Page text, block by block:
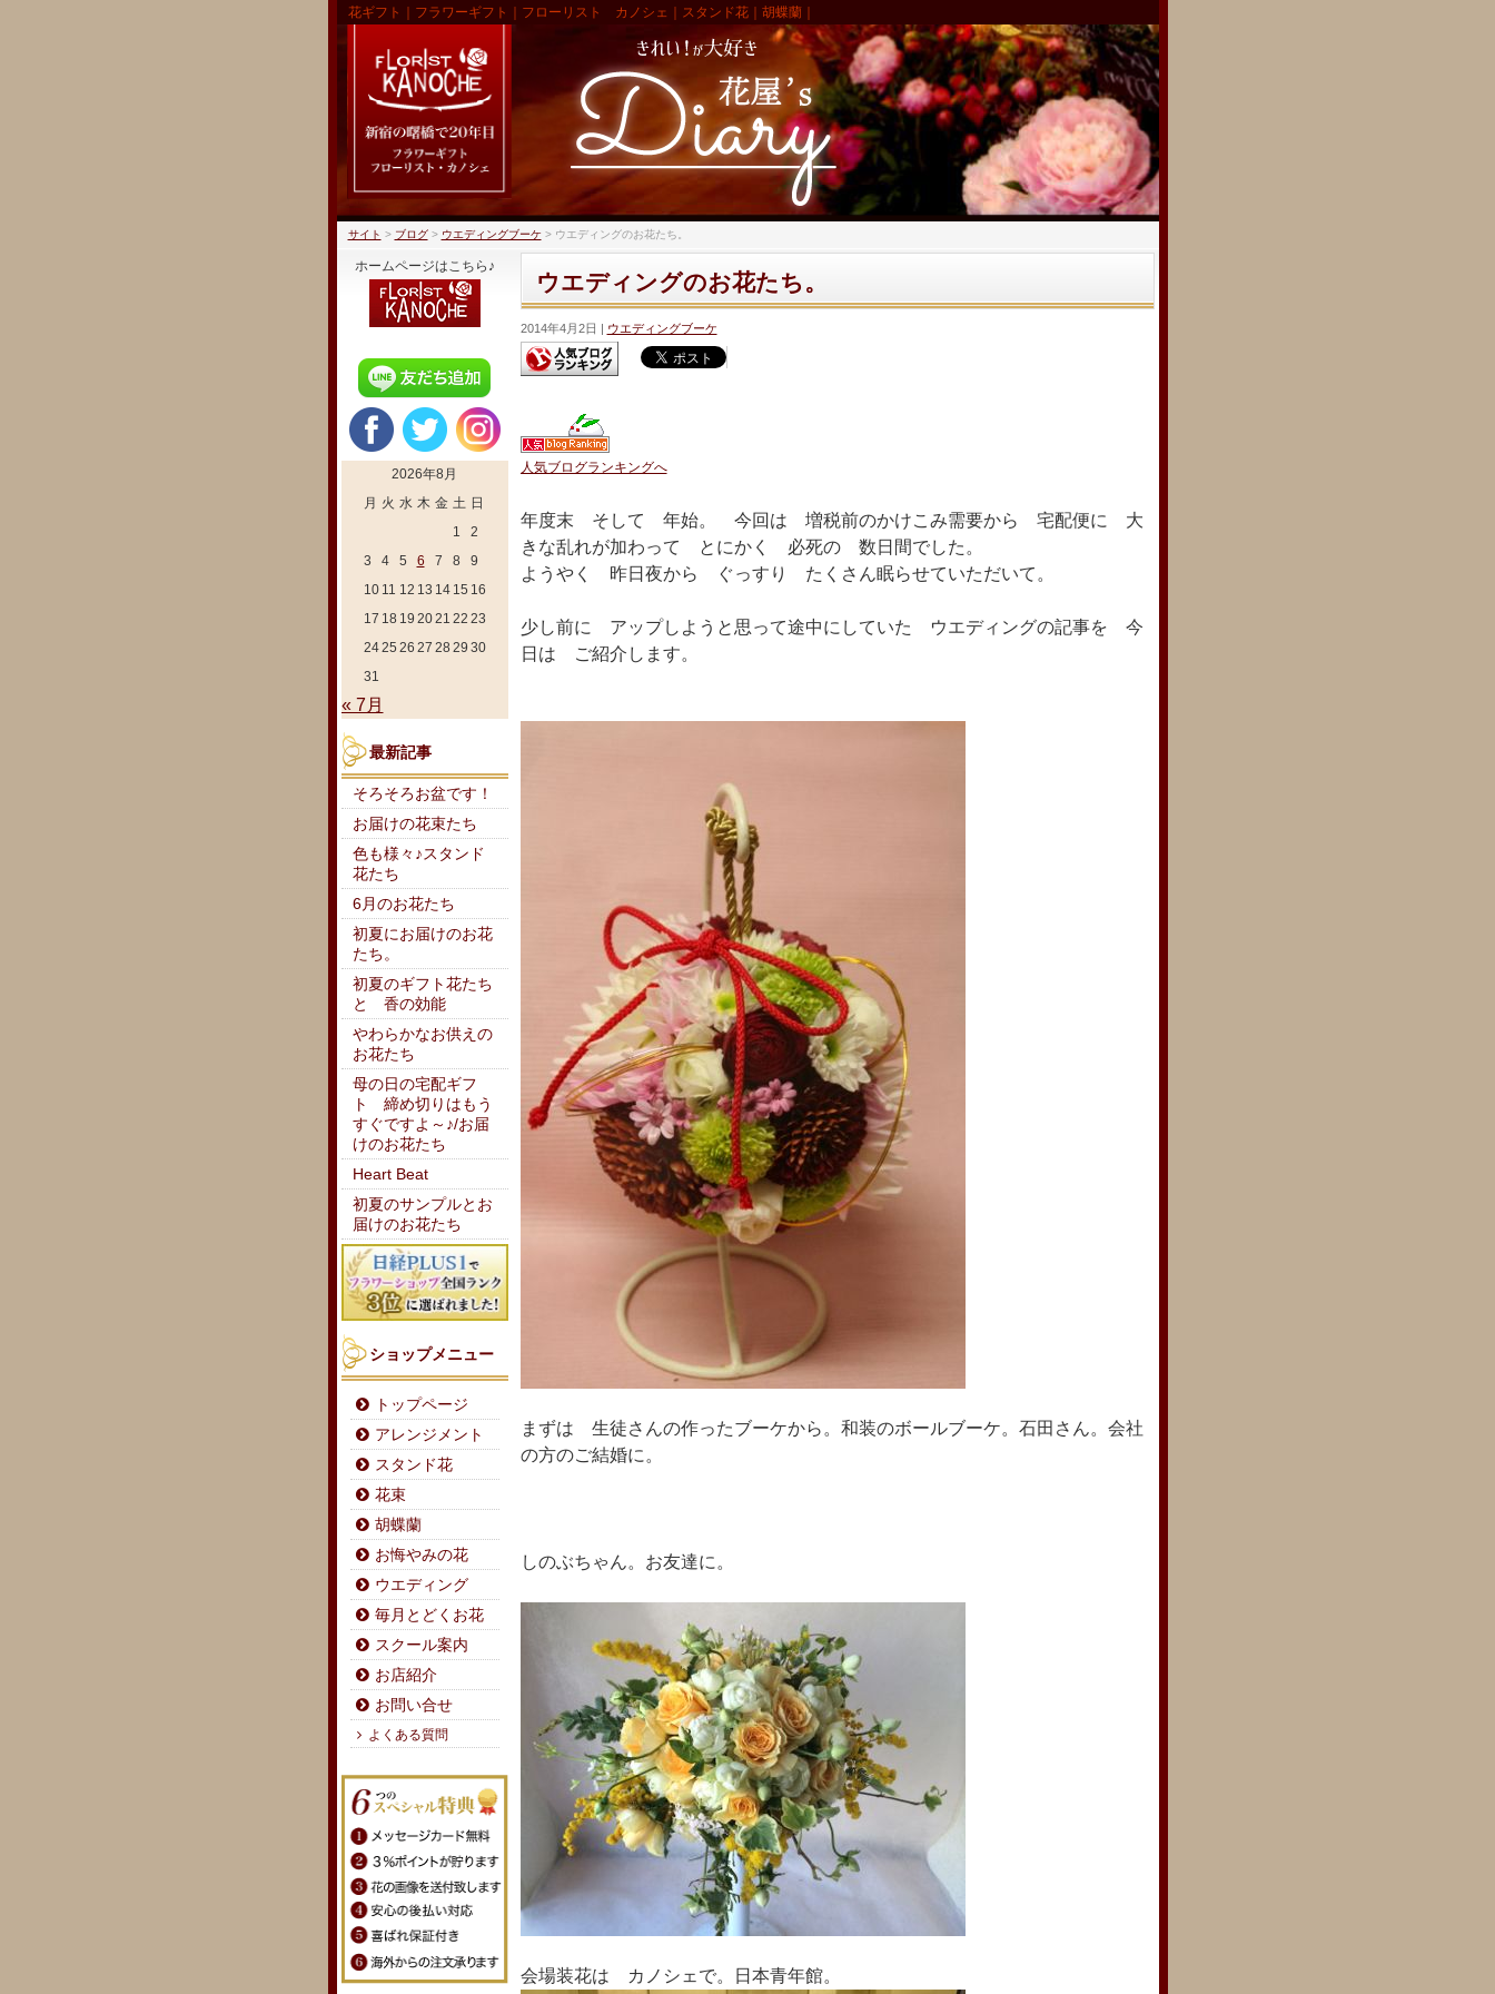
花ギフト｜フラワーギフト｜フローリスト カノシェ｜スタンド花｜胡蝶蘭｜
サイト > ブログ> ウエディングブーケ> ウエディングのお花たち。
ウエディングのお花たち。
2014年4月2日 ウエディングブーケ
人気ブログランキングへ
年度末 そして 年始。 今回は 増税前のかけこみ需要から 宅配便に 大
きな乱れが加わって とにかく 必死の 数日間でした。
ようやく 昨日夜から ぐっすり たくさん眠らせていただいて。
少し前に アップしようと思って途中にしていた ウエディングの記事を 今
日は ご紹介します。
まずは 生徒さんの作ったブーケから。和装のボールブーケ。石田さん。会社
の方のご結婚に。
しのぶちゃん。お友達に。
会場装花は カノシェで。日本青年館。
ホームページはこちら♪
2026年8月
月 火 水 木 金 土 日
1
2
3
4 5 6 7 8
9
10 11 12 13 14 15 16
17 18 19 2021 22 23
2425 26 27 28 29 30
31
« 7月
最新記事
そろそろお盆です！
お届けの花束たち
色も様々♪スタンド
花たち
6月のお花たち
初夏にお届けのお花
たち。
初夏のギフト花たち
と 香の効能
やわらかなお供えの
お花たち
母の日の宅配ギフ
ト 締め切りはもう
すぐですよ～♪/お届
けのお花たち
Heart Beat
初夏のサンプルとお
届けのお花たち
ショップメニュー
トップページ
アレンジメント
スタンド花
花束
胡蝶蘭
お悔やみの花
ウエディング
毎月とどくお花
スクール案内
お店紹介
お問い合せ
よくある質問